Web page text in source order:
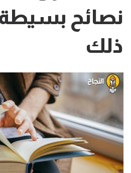
نصائح
ذلك